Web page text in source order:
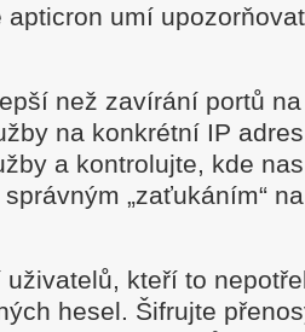
apticron umí
než zavírání portů
na konkrétní IP
a kontrolujte, kde
„zaťukáním“
kteří to
hesel. Šifrujte